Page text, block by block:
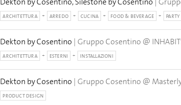
Dekton by Cosentino, Silestone by Cosentino |
ARCHITETTURA ARREDO CUCINA FOOD & BEVERAGE PARTY
Dekton by Cosentino | Gruppo Cosentino @
ARCHITETTURA ESTERNI INSTALLAZIONI
Dekton by Cosentino | Gruppo Cosentino @
PRODUCT DESIGN